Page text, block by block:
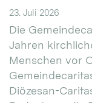
23. Juli 2026
Die
Jahren
Menschen vor
Diözesan-